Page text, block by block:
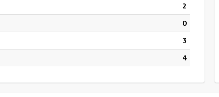
2
0
3
4